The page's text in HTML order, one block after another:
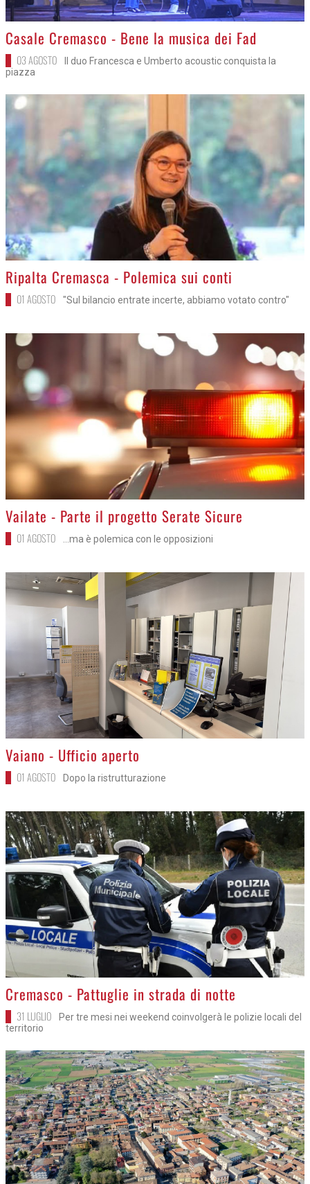
>
Casale Cremasco - Bene la musica dei Fad
03 AGOSTO
Il duo Francesca e Umberto acoustic conquista la
piazza
>
Ripalta Cremasca - Polemica sui conti
01 AGOSTO "Sul bilancio entrate incerte, abbiamo votato contro"
>
Vailate - Parte il progetto Serate Sicure
01 AGOSTO ...ma è polemica con le opposizioni
>
Vaiano - Ufficio aperto
01 AGOSTO Dopo la ristrutturazione
>
Cremasco - Pattuglie in strada di notte
31 LUGLIO
Per tre mesi nei weekend coinvolgerà le polizie locali del
territorio